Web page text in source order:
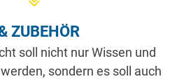
ZUBEHÖR
soll nicht nur Wissen und
sondern es soll auch